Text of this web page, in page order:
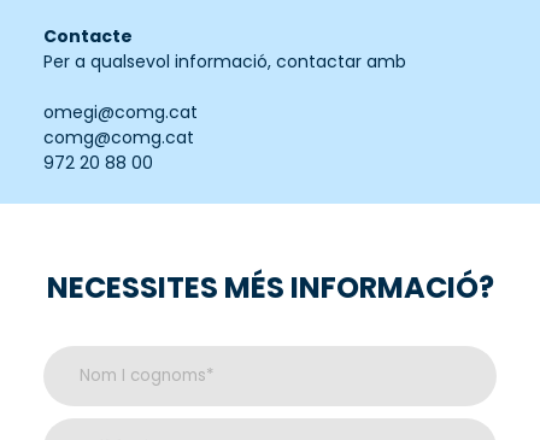
Contacte
Per a qualsevol informació, contactar amb
omegi@comg.cat
comg@comg.cat
972 20 88 00
NECESSITES MÉS INFORMACIÓ?